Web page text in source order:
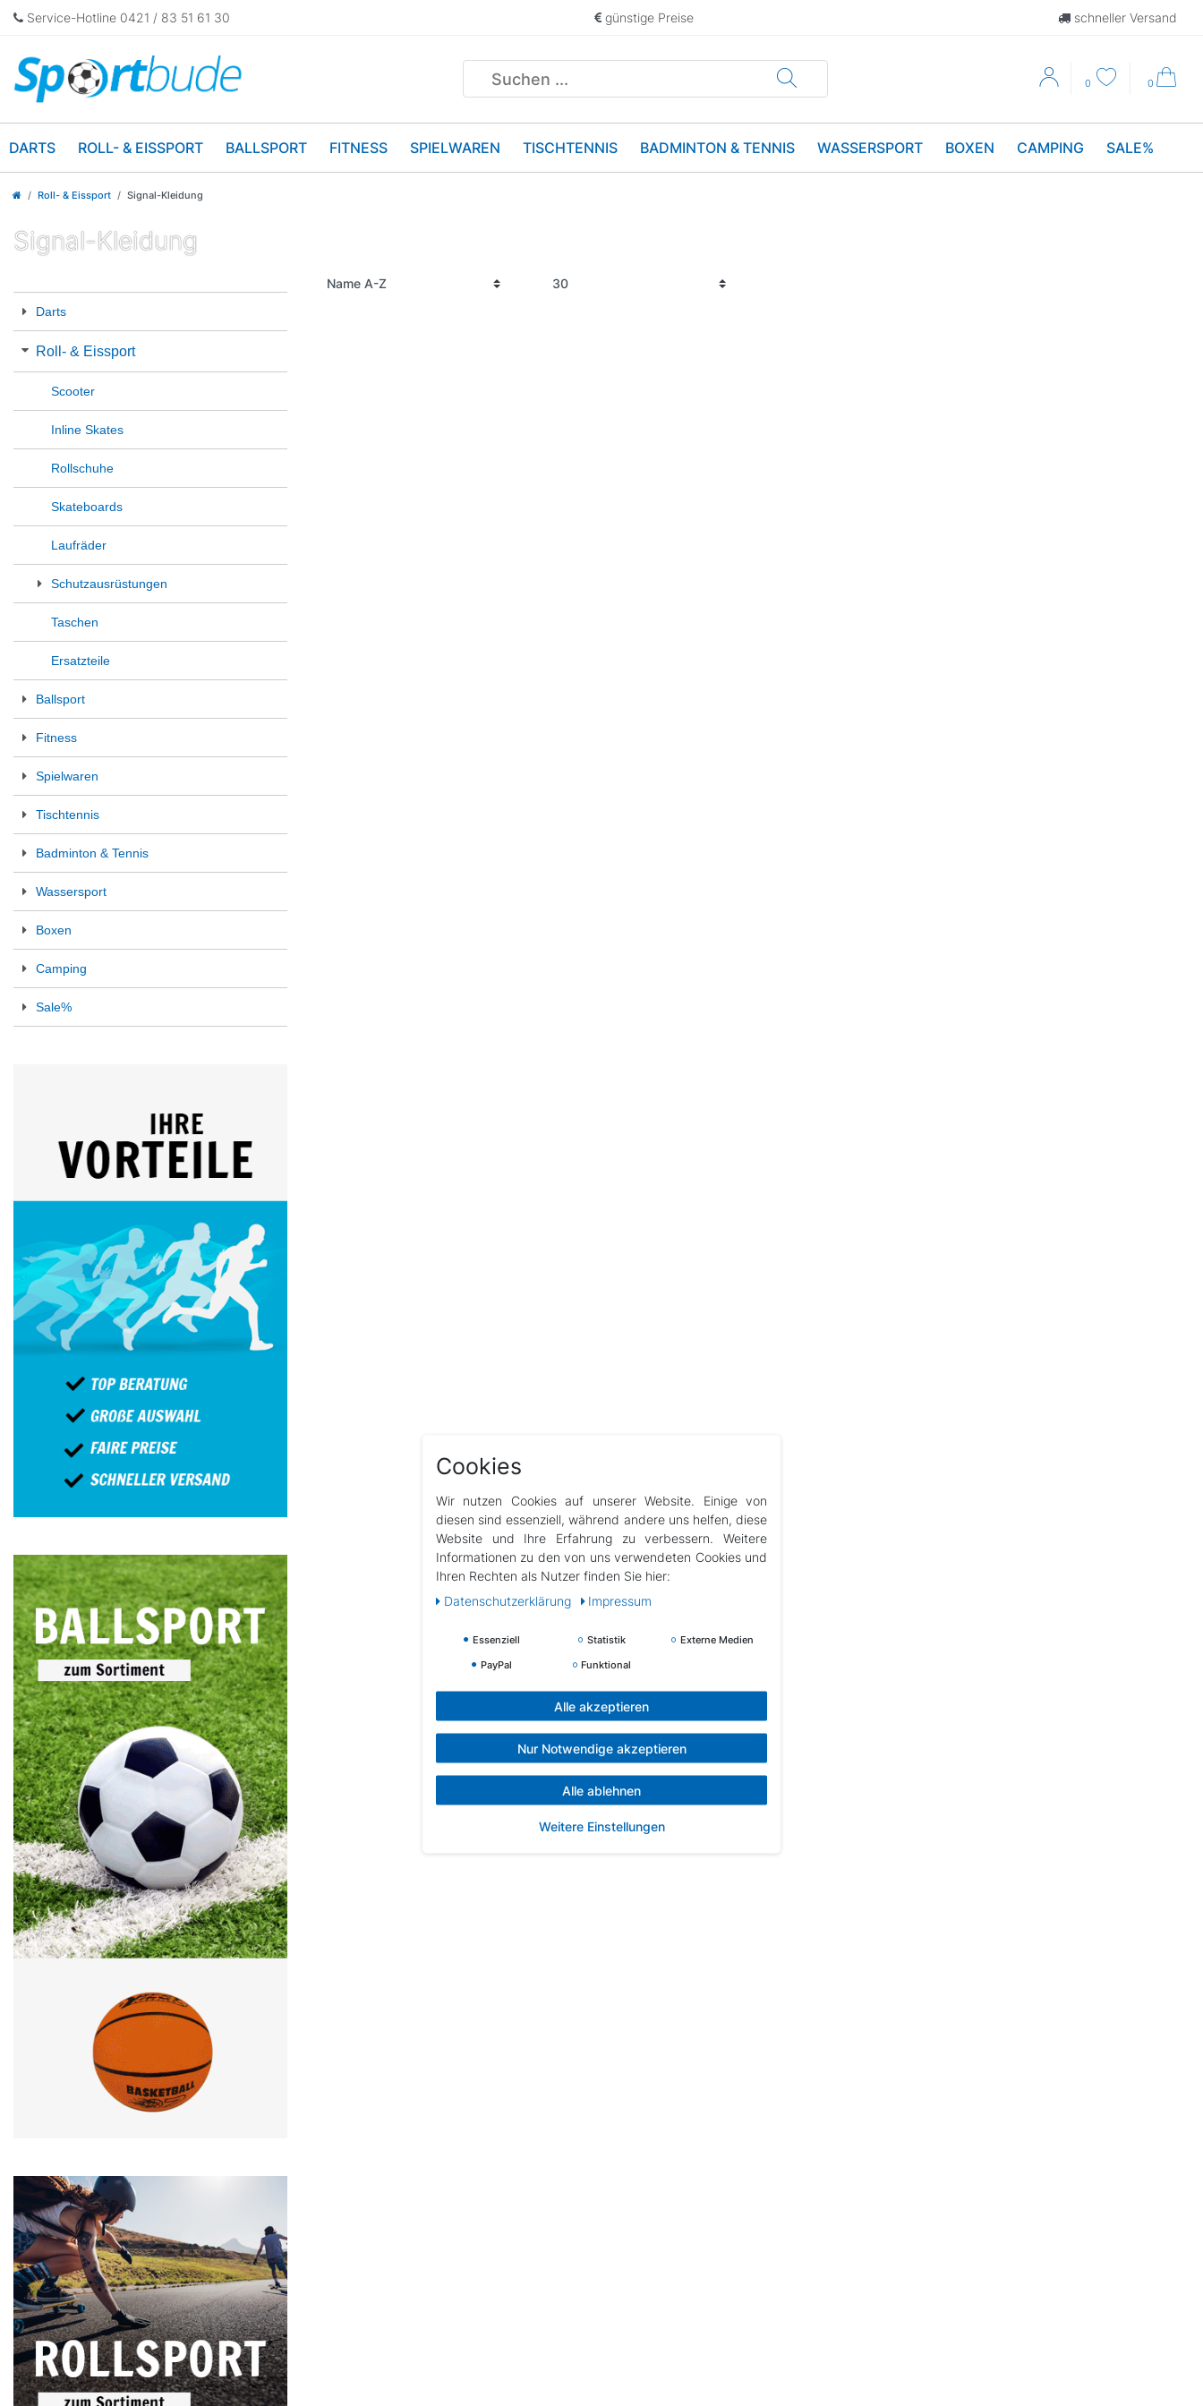
Service-Hotline 0421 / 83 51 61 30 günstige Preise schneller Versand
0 0
DARTS ROLL- & EISSPORT BALLSPORT FITNESS SPIELWAREN TISCHTENNIS BADMINTON & TENNIS WASSERSPORT BOXEN CAMPING SALE%
Roll- & Eissport Signal-Kleidung
Signal-Kleidung
Darts
Roll- & Eissport
Scooter
Inline Skates
Rollschuhe
Skateboards
Laufräder
Schutzausrüstungen
Taschen
Ersatzteile
Ballsport
Fitness
Spielwaren
Tischtennis
Badminton & Tennis
Wassersport
Boxen
Camping
Sale%
Cookies
Wir nutzen Cookies auf unserer Website. Einige von
diesen sind essenziell, während andere uns helfen, diese
Website und Ihre Erfahrung zu verbessern. Weitere
Informationen zu den von uns verwendeten Cookies und
Ihren Rechten als Nutzer finden Sie hier:
Daten­schutz­erklärung
Impressum
Essenziell Statistik
Externe Medien
PayPal
Funktional
Alle akzeptieren
Nur Notwendige akzeptieren
Alle ablehnen
Weitere Einstellungen